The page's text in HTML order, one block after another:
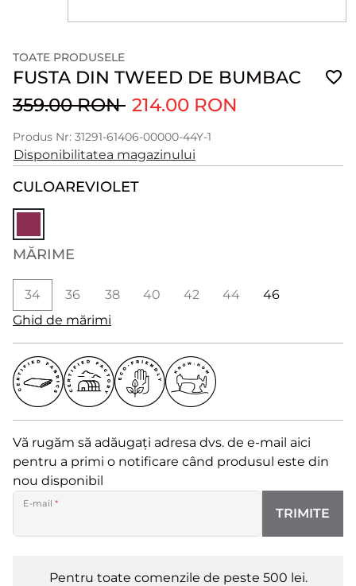
TOATE PRODUSELE
FUSTA DIN TWEED DE BUMBAC
359.00 RON 214.00 RON
Produs Nr: 31291-61406-00000-44Y-1
Disponibilitatea magazinului
CULOAREVIOLET
MĂRIME
34 36 38 40 42 44
46
Ghid de mărimi
Vă rugăm să adăugați adresa dvs. de e-mail aici
pentru a primi o notificare când produsul este din
nou disponibil
E-mail*
TRIMITE
Pentru toate comenzile de peste 500 lei.